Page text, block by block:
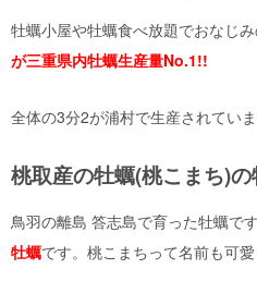
牡蠣小屋や牡蠣食べ放題でおなじみ
が三重県内牡蠣生産量No.1!!
全体の3分2が浦村で生産されていま
桃取産の牡蠣(桃こまち)
鳥羽の離島 答志島で育った牡蠣です
牡蠣です。桃こまちって名前も可